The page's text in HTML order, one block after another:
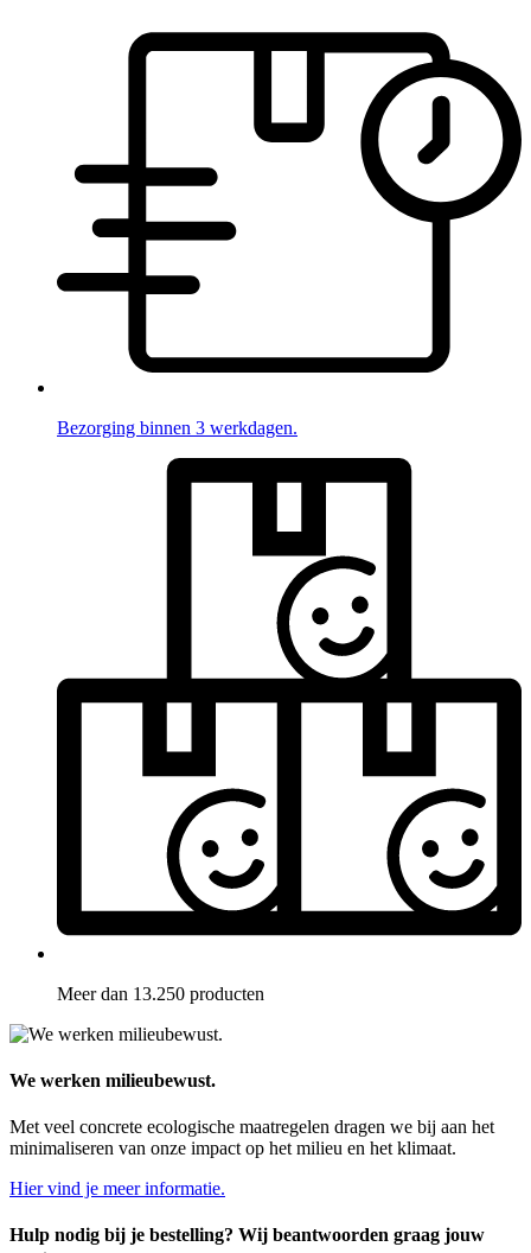
Bezorging binnen 3 werkdagen.
Meer dan 13.250 producten
We werken milieubewust.
Met veel concrete ecologische maatregelen dragen we bij aan het
minimaliseren van onze impact op het milieu en het klimaat.
Hier vind je meer informatie.
Hulp nodig bij je bestelling? Wij beantwoorden graag jouw